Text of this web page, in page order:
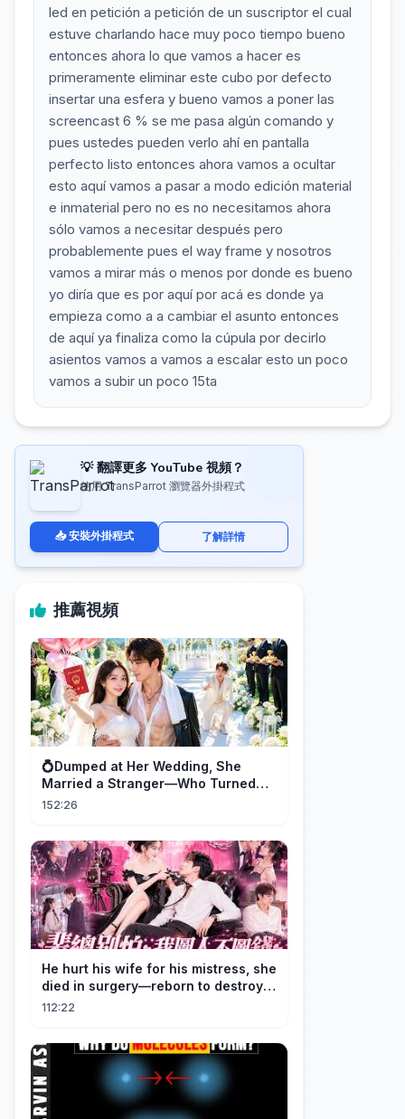
led en petición a petición de un suscriptor el cual
estuve charlando hace muy poco tiempo bueno
entonces ahora lo que vamos a hacer es
primeramente eliminar este cubo por defecto
insertar una esfera y bueno vamos a poner las
screencast 6 % se me pasa algún comando y
pues ustedes pueden verlo ahí en pantalla
perfecto listo entonces ahora vamos a ocultar
esto aquí vamos a pasar a modo edición material
e inmaterial pero no es no necesitamos ahora
sólo vamos a necesitar después pero
probablemente pues el way frame y nosotros
vamos a mirar más o menos por donde es bueno
yo diría que es por aquí por acá es donde ya
empieza como a a cambiar el asunto entonces
de aquí ya finaliza como la cúpula por decirlo
asientos vamos a vamos a escalar esto un poco
vamos a subir un poco 15ta
💡 翻譯更多 YouTube 視頻？
使用 TransParrot 瀏覽器外掛程式
📥 安裝外掛程式 了解詳情
推薦視頻
💍Dumped at Her Wedding, She
Married a Stranger—Who Turned
Out to Be a Billionaire CEO💖#drama
152:26
He hurt his wife for his mistress, she
died in surgery—reborn to destroy
him!
112:22